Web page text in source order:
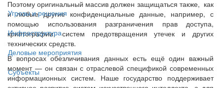
Угрозы и решения
Инфраструктура
Деловые мероприятия
Субъекты
Поэтому оригинальный массив должен защищаться также, как
и любые другие конфиденциальные данные, например, с
помощью использования разграничения прав доступа,
криптографии, систем предотвращения утечек и других
технических средств.
В вопросах обезличивания данных есть ещё один важный
момент — он связан с отраслевой спецификой современных
информационных систем. Наше государство поддерживает